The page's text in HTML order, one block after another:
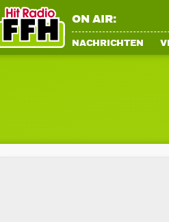
ON AIR:
NACHRICHTEN